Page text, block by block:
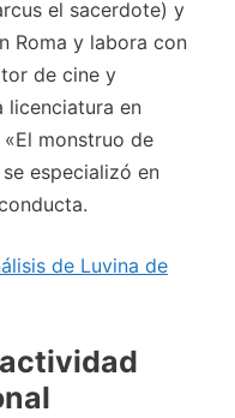
el sacerdote) y
Roma y labora con
de cine y
licenciatura en
monstruo de
especializó en
de Luvina de